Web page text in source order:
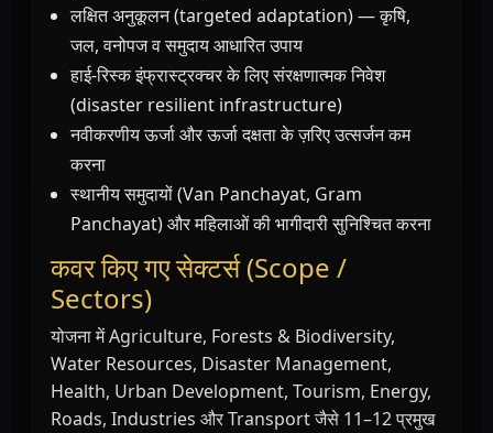
लक्षित अनुकूलन (targeted adaptation) — कृषि,
जल, वनोपज व समुदाय आधारित उपाय
हाई-रिस्क इंफ्रास्ट्रक्चर के लिए संरक्षणात्मक निवेश
(disaster resilient infrastructure)
नवीकरणीय ऊर्जा और ऊर्जा दक्षता के ज़रिए उत्सर्जन कम
करना
स्थानीय समुदायों (Van Panchayat, Gram
Panchayat) और महिलाओं की भागीदारी सुनिश्चित करना
कवर किए गए सेक्टर्स (Scope /
Sectors)
योजना में Agriculture, Forests & Biodiversity,
Water Resources, Disaster Management,
Health, Urban Development, Tourism, Energy,
Roads, Industries और Transport जैसे 11–12 प्रमुख